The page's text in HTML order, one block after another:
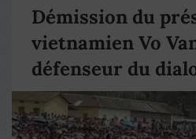
Démission du
vietnamien Vo
défenseur du
pape François